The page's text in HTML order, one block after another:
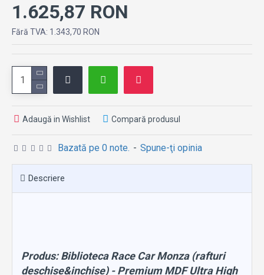
Bazată pe 0 note. - Spune-ţi opinia
1.625,87 RON
Fără TVA: 1.343,70 RON
Adaugă in Wishlist Compară produsul
Descriere
Produs:Biblioteca Race Car Monza (rafturi
deschise&inchise) - Premium MDF Ultra High